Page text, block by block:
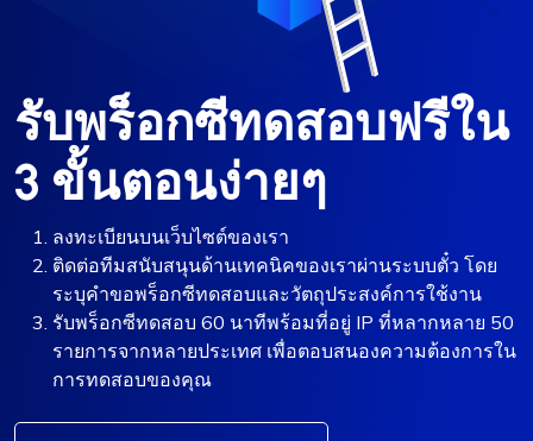
รับพร็อกซีทดสอบฟรีใน
3 ขั้นตอนง่ายๆ
ลงทะเบียนบนเว็บไซต์ของเรา
ติดต่อทีมสนับสนุนด้านเทคนิคของเราผ่านระบบตั๋ว โดย
ระบุคำขอพร็อกซีทดสอบและวัตถุประสงค์การใช้งาน
รับพร็อกซีทดสอบ 60 นาทีพร้อมที่อยู่ IP ที่หลากหลาย 50
รายการจากหลายประเทศ เพื่อตอบสนองความต้องการใน
การทดสอบของคุณ